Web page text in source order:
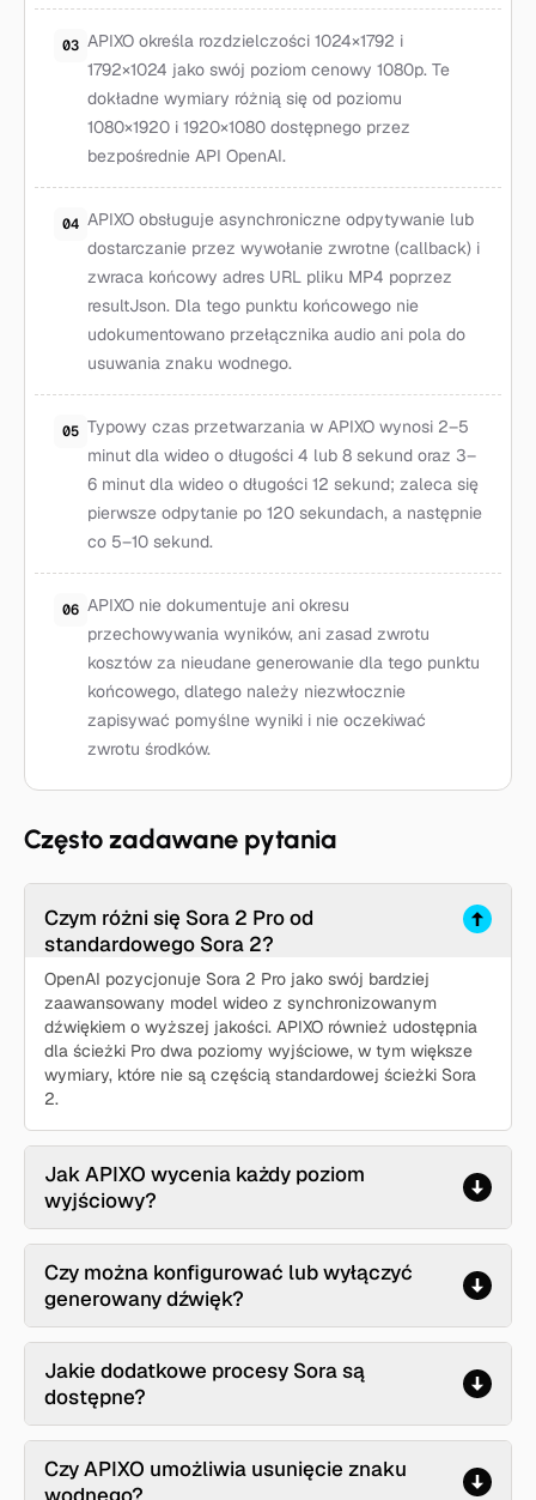
03 APIXO określa rozdzielczości 1024×1792 i
1792×1024 jako swój poziom cenowy 1080p. Te
dokładne wymiary różnią się od poziomu
1080×1920 i 1920×1080 dostępnego przez
bezpośrednie API OpenAI.
04 APIXO obsługuje asynchroniczne odpytywanie lub
dostarczanie przez wywołanie zwrotne (callback) i
zwraca końcowy adres URL pliku MP4 poprzez
resultJson. Dla tego punktu końcowego nie
udokumentowano przełącznika audio ani pola do
usuwania znaku wodnego.
05 Typowy czas przetwarzania w APIXO wynosi 2–5
minut dla wideo o długości 4 lub 8 sekund oraz 3–
6 minut dla wideo o długości 12 sekund; zaleca się
pierwsze odpytanie po 120 sekundach, a następnie
co 5–10 sekund.
06 APIXO nie dokumentuje ani okresu
przechowywania wyników, ani zasad zwrotu
kosztów za nieudane generowanie dla tego punktu
końcowego, dlatego należy niezwłocznie
zapisywać pomyślne wyniki i nie oczekiwać
zwrotu środków.
Często zadawane pytania
Czym różni się Sora 2 Pro od
standardowego Sora 2?
OpenAI pozycjonuje Sora 2 Pro jako swój bardziej
zaawansowany model wideo z synchronizowanym
dźwiękiem o wyższej jakości. APIXO również udostępnia
dla ścieżki Pro dwa poziomy wyjściowe, w tym większe
wymiary, które nie są częścią standardowej ścieżki Sora
2.
Jak APIXO wycenia każdy poziom
wyjściowy?
Czy można konfigurować lub wyłączyć
generowany dźwięk?
Jakie dodatkowe procesy Sora są
dostępne?
Czy APIXO umożliwia usunięcie znaku